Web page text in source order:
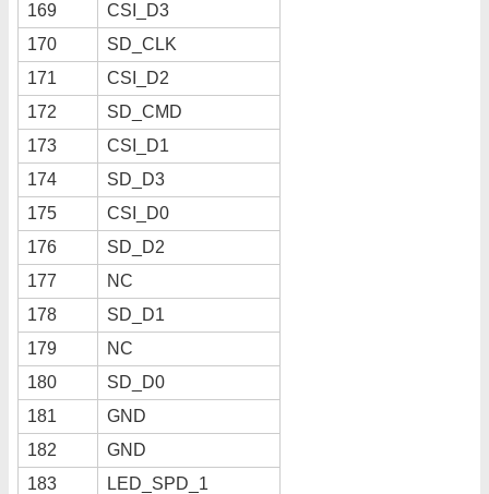
169
CSI_D3
170
SD_CLK
171
CSI_D2
172
SD_CMD
173
CSI_D1
174
SD_D3
175
CSI_D0
176
SD_D2
177
NC
178
SD_D1
179
NC
180
SD_D0
181
GND
182
GND
183
LED_SPD_1